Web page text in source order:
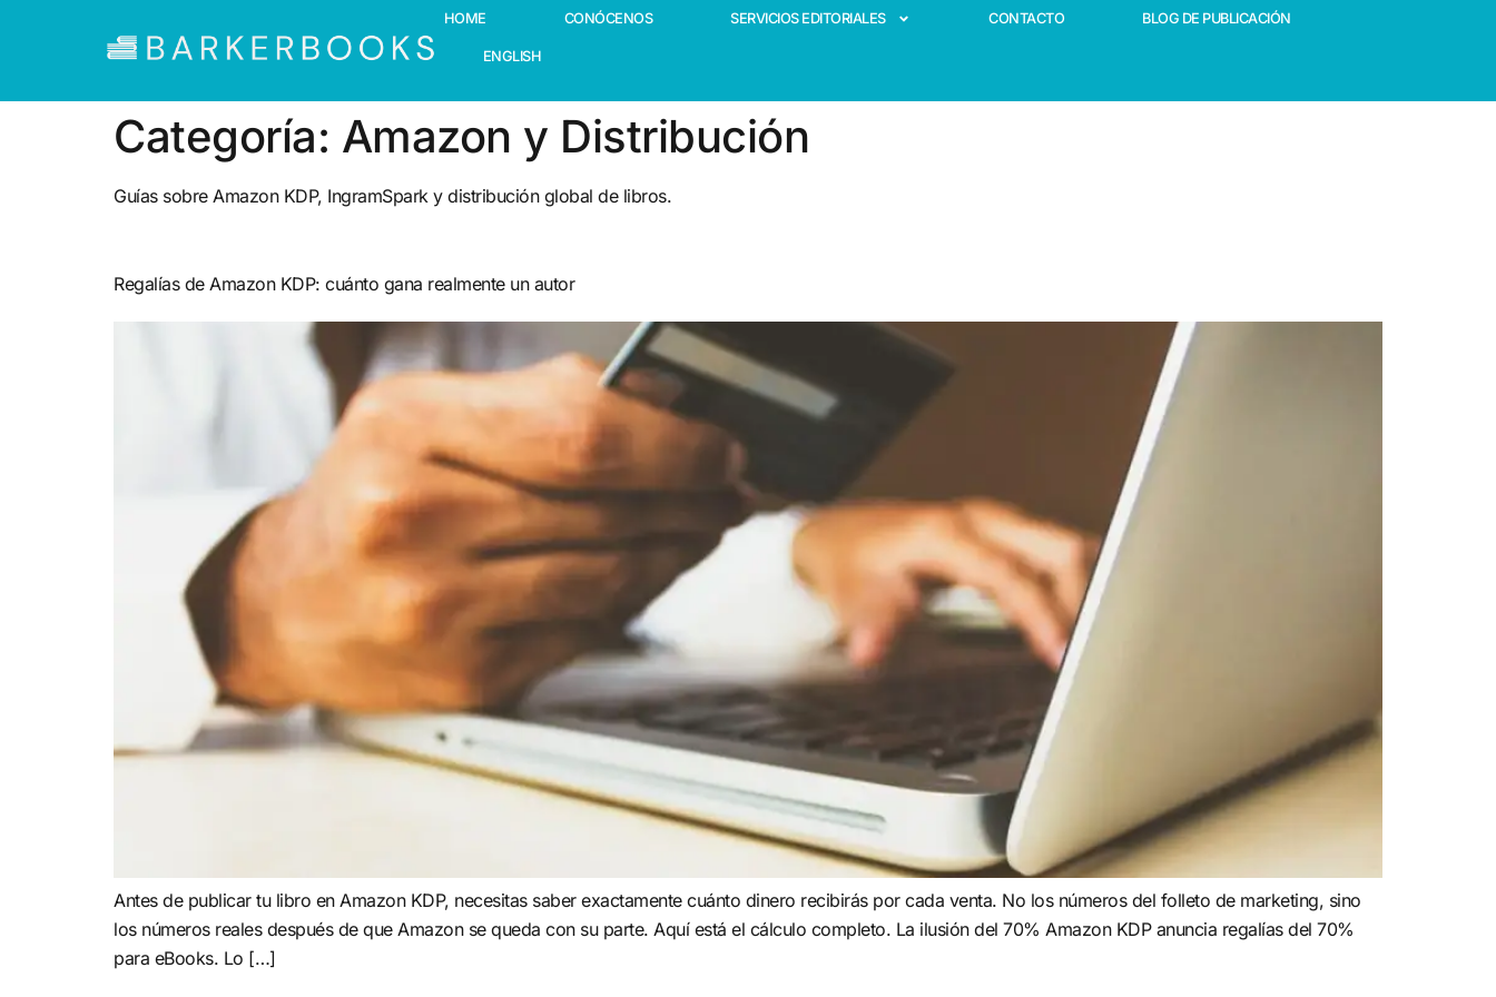
HOME CONÓCENOS SERVICIOS EDITORIALES CONTACTO BLOG DE PUBLICACIÓN
ENGLISH
Categoría: Amazon y Distribución
Guías sobre Amazon KDP, IngramSpark y distribución global de libros.
Regalías de Amazon KDP: cuánto gana realmente un autor
Antes de publicar tu libro en Amazon KDP, necesitas saber exactamente cuánto dinero recibirás por cada venta. No los números del folleto de marketing, sino
los números reales después de que Amazon se queda con su parte. Aquí está el cálculo completo. La ilusión del 70% Amazon KDP anuncia regalías del 70%
para eBooks. Lo […]